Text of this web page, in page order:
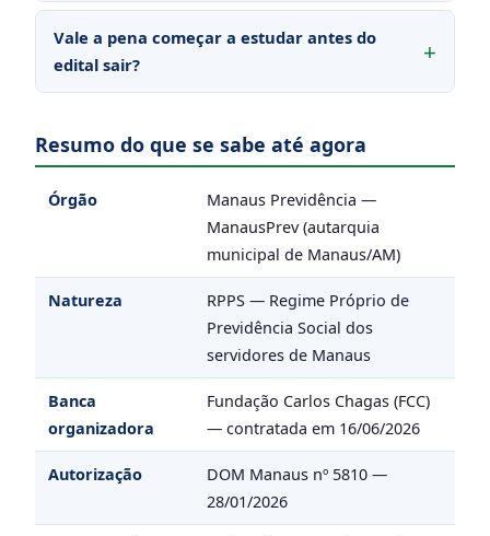
Vale a pena começar a estudar antes do
edital sair?
Resumo do que se sabe até agora
Órgão
Manaus Previdência —
ManausPrev (autarquia
municipal de Manaus/AM)
Natureza
RPPS — Regime Próprio de
Previdência Social dos
servidores de Manaus
Banca
organizadora
Fundação Carlos Chagas (FCC)
— contratada em 16/06/2026
Autorização
DOM Manaus nº 5810 —
28/01/2026